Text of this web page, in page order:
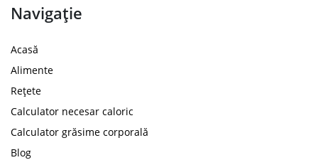
Navigație
Acasă
Alimente
Rețete
Calculator necesar caloric
Calculator grăsime corporală
Blog